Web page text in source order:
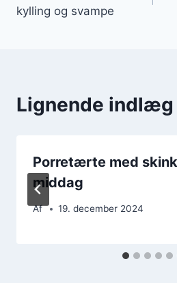
kylling og svampe
Lignende indlæg
Porretærte med
middag
Af 19. december 2024